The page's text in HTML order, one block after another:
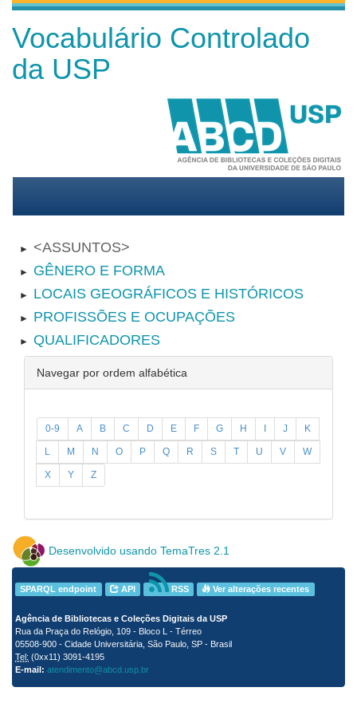
Vocabulário Controlado
da USP
► ASSUNTOS
► GÊNERO E FORMA
► LOCAIS GEOGRÁFICOS E HISTÓRICOS
► PROFISSÕES E OCUPAÇÕES
► QUALIFICADORES
Navegar por ordem alfabética
0-9 A B C D E F G H I J K
L M N O P Q R S T U V W
X Y Z
Desenvolvido usando TemaTres 2.1
SPARQL endpoint API RSS Ver alterações recentes
Agência de Bibliotecas e Coleções Digitais da USP
Rua da Praça do Relógio, 109 - Bloco L - Térreo
05508-900 - Cidade Universitária, São Paulo, SP - Brasil
Tel: (0xx11) 3091-4195
E-mail: atendimento@abcd.usp.br